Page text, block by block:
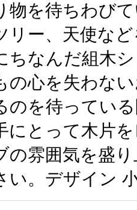
物を待ちわび
リー、天使な
ちなんだ組木
の心を失わな
のを待ってい
にとって木片
の雰囲気を盛
い。デザイン